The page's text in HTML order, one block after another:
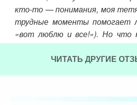
кто-то — понимания, моя
трудные моменты помогает
«вот люблю и все!»). Но что
этого конкретно я не знала.
ЧИТАТЬ ДРУГИЕ